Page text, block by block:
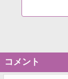
コメント